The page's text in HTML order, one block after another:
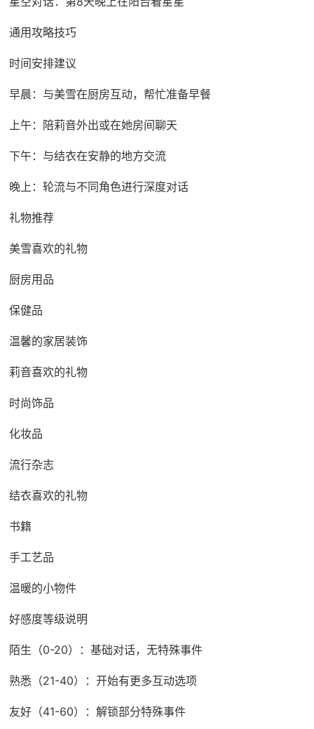
通用攻略技巧
时间安排建议
早晨：与美雪在厨房互动，帮忙准备早餐
上午：陪莉音外出或在她房间聊天
下午：与结衣在安静的地方交流
晚上：轮流与不同角色进行深度对话
礼物推荐
美雪喜欢的礼物
厨房用品
保健品
温馨的家居装饰
莉音喜欢的礼物
时尚饰品
化妆品
流行杂志
结衣喜欢的礼物
书籍
手工艺品
温暖的小物件
好感度等级说明
陌生（0-20）：基础对话，无特殊事件
熟悉（21-40）：开始有更多互动选项
友好（41-60）：解锁部分特殊事件